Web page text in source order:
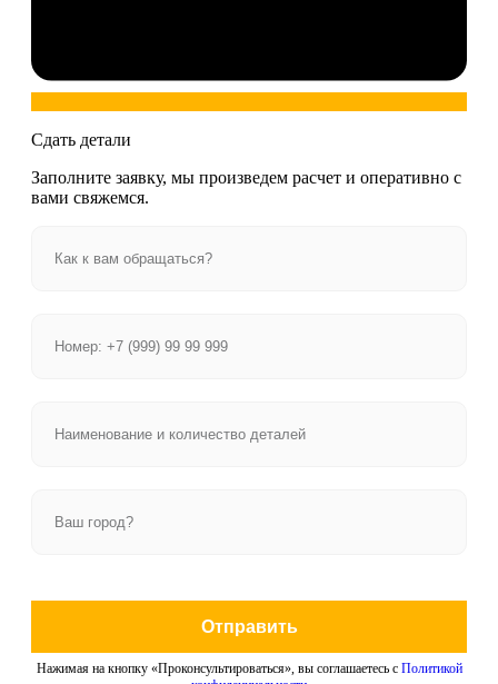
Сдать детали
Заполните заявку, мы произведем расчет и оперативно с
вами свяжемся.
Отправить
Нажимая на кнопку «Проконсультироваться», вы соглашаетесь с Политикой